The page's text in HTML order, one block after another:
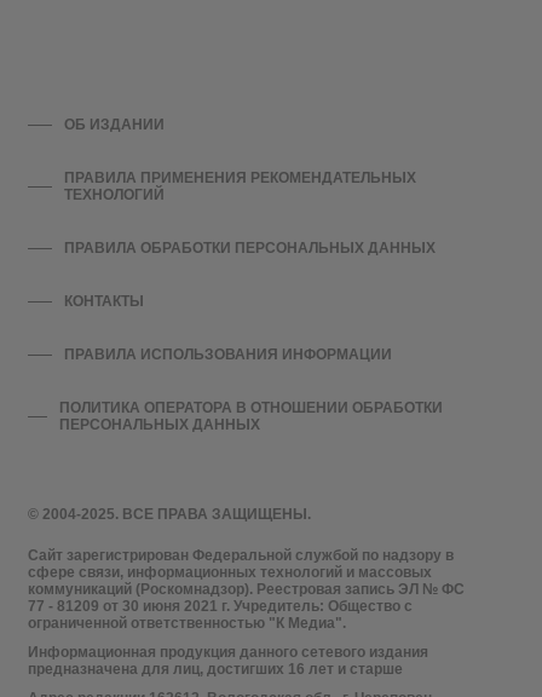
© 2004-2025. ВСЕ ПРАВА ЗАЩИЩЕНЫ.
Сайт зарегистрирован Федеральной службой по надзору в
сфере связи, информационных технологий и массовых
коммуникаций (Роскомнадзор). Реестровая запись ЭЛ № ФС
77 - 81209 от 30 июня 2021 г. Учредитель: Общество с
ограниченной ответственностью "К Медиа".
Информационная продукция данного сетевого издания
предназначена для лиц, достигших 16 лет и старше
ОБ ИЗДАНИИ
ПРАВИЛА ПРИМЕНЕНИЯ РЕКОМЕНДАТЕЛЬНЫХ
ТЕХНОЛОГИЙ
ПРАВИЛА ОБРАБОТКИ ПЕРСОНАЛЬНЫХ ДАННЫХ
КОНТАКТЫ
ПРАВИЛА ИСПОЛЬЗОВАНИЯ ИНФОРМАЦИИ
ПОЛИТИКА ОПЕРАТОРА В ОТНОШЕНИИ ОБРАБОТКИ
ПЕРСОНАЛЬНЫХ ДАННЫХ